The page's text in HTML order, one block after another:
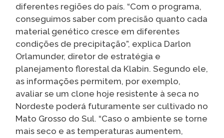
diferentes regiões do país. “Com o programa,
conseguimos saber com precisão quanto cada
material genético cresce em diferentes
condições de precipitação”, explica Darlon
Orlamunder, diretor de estratégia e
planejamento florestal da Klabin. Segundo ele,
as informações permitem, por exemplo,
avaliar se um clone hoje resistente à seca no
Nordeste poderá futuramente ser cultivado no
Mato Grosso do Sul. “Caso o ambiente se torne
mais seco e as temperaturas aumentem,